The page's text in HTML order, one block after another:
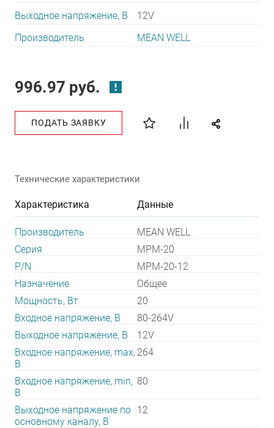
Выходное напряжение, В
12V
Производитель
MEAN WELL
996.97 руб.
ПОДАТЬ ЗАЯВКУ
Технические характеристики
Характеристика Данные
Производитель
MEAN WELL
Серия
MPM-20
P/N
MPM-20-12
Назначение
Общее
Мощность, Вт
20
Входное напряжение, В
80-264V
Выходное напряжение, В
12V
Входное напряжение, max,
В
264
Входное напряжение, min,
В
80
Выходное напряжение по
основному каналу, В
12